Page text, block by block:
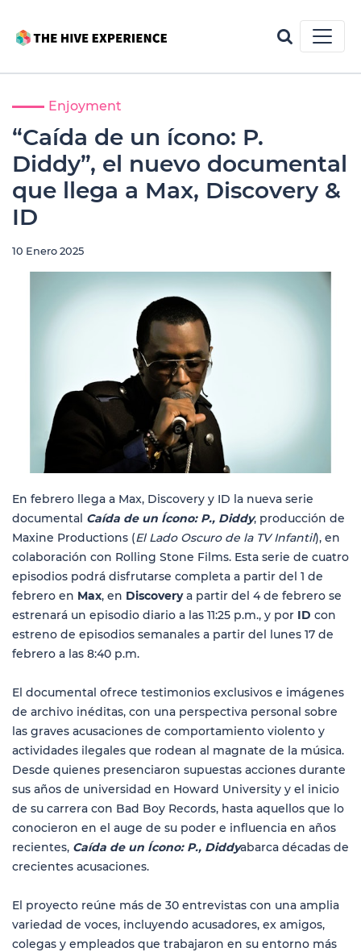
Enjoyment
“Caída de un ícono: P.
Diddy”, el nuevo documental
que llega a Max, Discovery &
ID
10 Enero 2025
En febrero llega a Max, Discovery y ID la nueva serie
documental Caída de un Ícono: P., Diddy, producción de
Maxine Productions (El Lado Oscuro de la TV Infantil), en
colaboración con Rolling Stone Films. Esta serie de cuatro
episodios podrá disfrutarse completa a partir del 1 de
febrero en Max, en Discoverya partir del 4 de febrero se
estrenará un episodio diario a las 11:25 p.m., y por ID con
estreno de episodios semanales a partir del lunes 17 de
febrero a las 8:40 p.m.
El documental ofrece testimonios exclusivos e imágenes
de archivo inéditas, con una perspectiva personal sobre
las graves acusaciones de comportamiento violento y
actividades ilegales que rodean al magnate de la música.
Desde quienes presenciaron supuestas acciones durante
sus años de universidad en Howard University y el inicio
de su carrera con Bad Boy Records, hasta aquellos que lo
conocieron en el auge de su poder e influencia en años
recientes, Caída de un Ícono: P., Diddyabarca décadas de
crecientes acusaciones.
El proyecto reúne más de 30 entrevistas con una amplia
variedad de voces, incluyendo acusadores, ex amigos,
colegas y empleados que trabajaron en su entorno más